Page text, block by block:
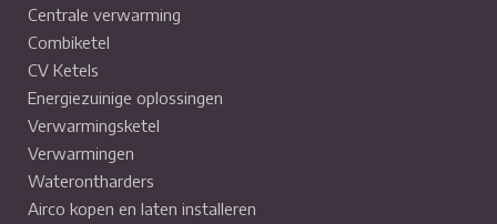
Centrale verwarming
Combiketel
CV Ketels
Energiezuinige oplossingen
Verwarmingsketel
Verwarmingen
Waterontharders
Airco kopen en laten installeren